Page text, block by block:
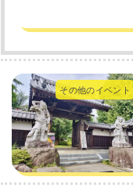
その他のイベント